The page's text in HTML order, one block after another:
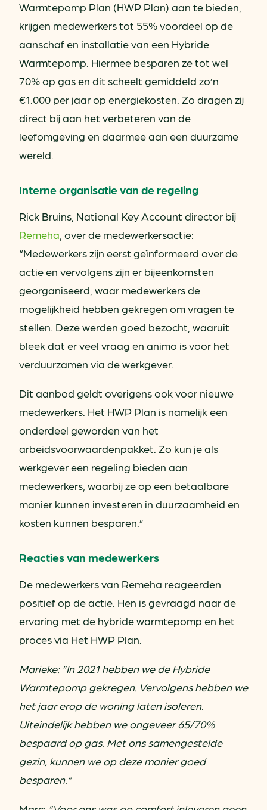
Warmtepomp Plan (HWP Plan) aan te bieden,
krijgen medewerkers tot 55% voordeel op de
aanschaf en installatie van een Hybride
Warmtepomp. Hiermee besparen ze tot wel
70% op gas en dit scheelt gemiddeld zo’n
€1.000 per jaar op energiekosten. Zo dragen zij
direct bij aan het verbeteren van de
leefomgeving en daarmee aan een duurzame
wereld.
Interne organisatie van de regeling
Rick Bruins, National Key Account director bij
Remeha , over de medewerkersactie:
“Medewerkers zijn eerst geïnformeerd over de
actie en vervolgens zijn er bijeenkomsten
georganiseerd, waar medewerkers de
mogelijkheid hebben gekregen om vragen te
stellen. Deze werden goed bezocht, waaruit
bleek dat er veel vraag en animo is voor het
verduurzamen via de werkgever.
Dit aanbod geldt overigens ook voor nieuwe
medewerkers. Het HWP Plan is namelijk een
onderdeel geworden van het
arbeidsvoorwaardenpakket. Zo kun je als
werkgever een regeling bieden aan
medewerkers, waarbij ze op een betaalbare
manier kunnen investeren in duurzaamheid en
kosten kunnen besparen.”
Reacties van medewerkers
De medewerkers van Remeha reageerden
positief op de actie. Hen is gevraagd naar de
ervaring met de hybride warmtepomp en het
proces via Het HWP Plan.
Marieke: ”In 2021 hebben we de Hybride
Warmtepomp gekregen. Vervolgens hebben we
het jaar erop de woning laten isoleren.
Uiteindelijk hebben we ongeveer 65/70%
bespaard op gas. Met ons samengestelde
gezin, kunnen we op deze manier goed
besparen.”